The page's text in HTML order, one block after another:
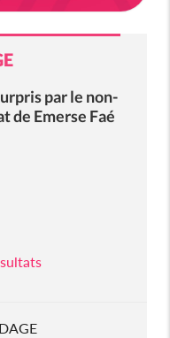
par le non-
de Emerse Faé